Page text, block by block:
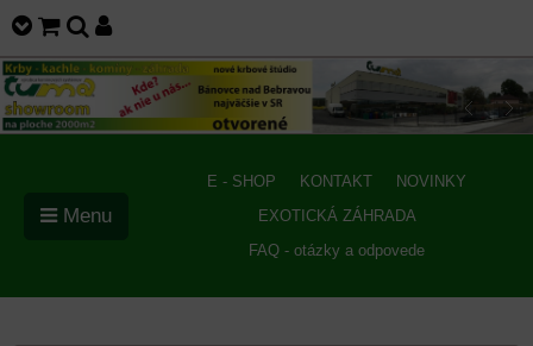
E - SHOP KONTAKT
NOVINKY
EXOTICKÁ ZÁHRADA
FAQ - otázky a odpovede
Menu